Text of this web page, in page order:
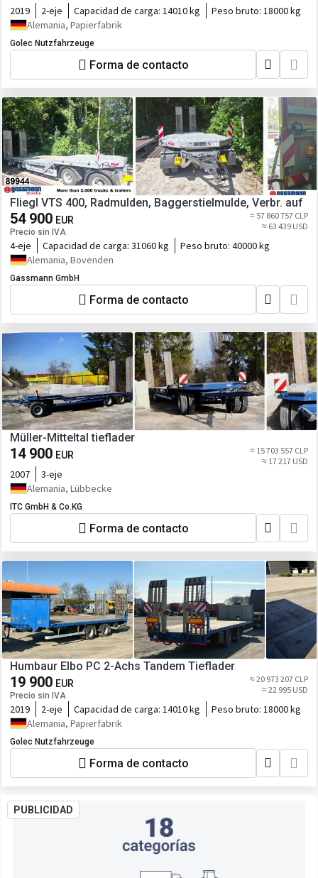
2019 2-eje Capacidad de carga: 14010 kg Peso bruto: 18000 kg
Alemania, Papierfabrik
Golec Nutzfahrzeuge
Forma de contacto
Fliegl VTS 400, Radmulden, Baggerstielmulde, Verbr. auf
54 900 EUR
Precio sin IVA
≈ 57 860 757 CLP
≈ 63 439 USD
4-eje Capacidad de carga: 31060 kg Peso bruto: 40000 kg
Alemania, Bovenden
Gassmann GmbH
Forma de contacto
Müller-Mitteltal tieflader
14 900 EUR
≈ 15 703 557 CLP
≈ 17 217 USD
2007
3-eje
Alemania, Lübbecke
ITC GmbH & Co.KG
Forma de contacto
Humbaur Elbo PC 2-Achs Tandem Tieflader
19 900 EUR
Precio sin IVA
≈ 20 973 207 CLP
≈ 22 995 USD
2019 2-eje Capacidad de carga: 14010 kg Peso bruto: 18000 kg
Alemania, Papierfabrik
Golec Nutzfahrzeuge
Forma de contacto
PUBLICIDAD